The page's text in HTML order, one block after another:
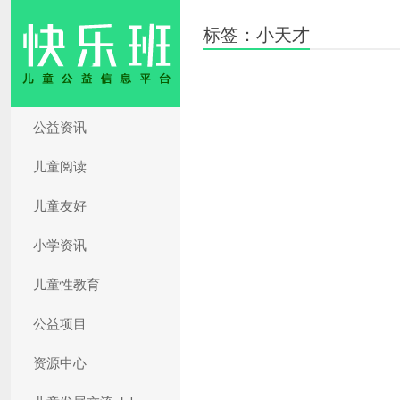
公益资讯
儿童阅读
儿童友好
小学资讯
儿童性教育
公益项目
资源中心
标签：小天才